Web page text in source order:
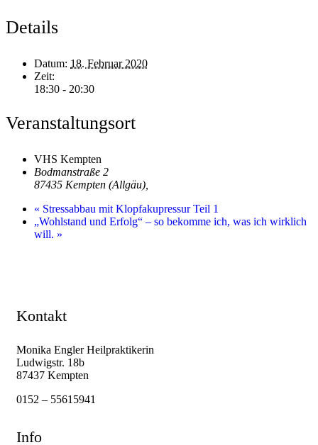
Details
Datum: 18. Februar 2020
Zeit:
18:30 - 20:30
Veranstaltungsort
VHS Kempten
Bodmanstraße 2
87435 Kempten (Allgäu)
« Stressabbau mit Klopfakupressur Teil 1
„Wohlstand und Erfolg“ – so bekomme ich, was ich wirklich
will. »
Kontakt
Monika Engler Heilpraktikerin
Ludwigstr. 18b
87437 Kempten
0152 – 55615941
Info